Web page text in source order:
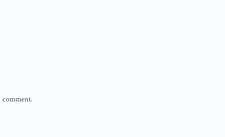
comment.